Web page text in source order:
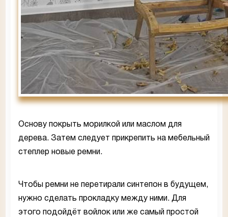
Основу покрыть морилкой или маслом для
дерева. Затем следует прикрепить на мебельный
степлер новые ремни.
Чтобы ремни не перетирали синтепон в будущем,
нужно сделать прокладку между ними. Для
этого подойдёт войлок или же самый простой